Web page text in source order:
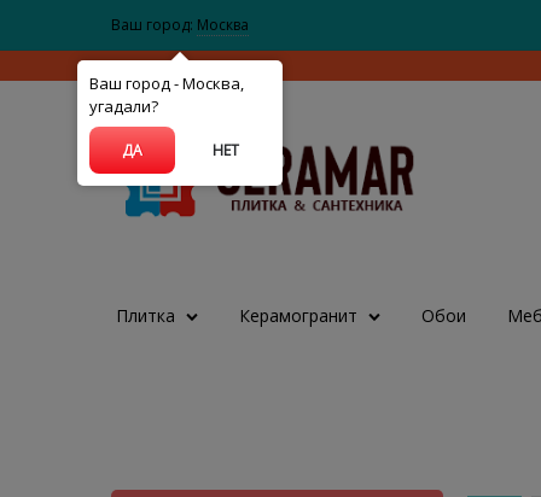
Ваш город: Москва
Плитка Керамогранит Обои
Ваш город - Москва,
угадали?
ДА НЕТ